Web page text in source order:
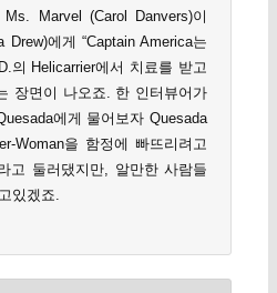
Marvel (Carol Danvers)이
Drew)에게 “Captain America는
의 Helicarrier에서 치료를 받고
장면이 나오죠. 한 인터뷰어가
에게 물어보자 Quesada
Woman을 함정에 빠뜨리려고
고 둘러댔지만, 알만한 사람들
있겠죠.